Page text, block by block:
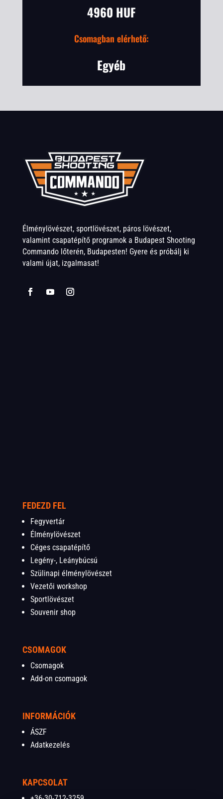
4960 HUF
Csomagban elérhető:
Egyéb
Élménylövészet, sportlövészet, páros lövészet,
valamint csapatépítő programok a Budapest Shooting
Commando lőterén, Budapesten! Gyere és próbálj ki
valami újat, izgalmasat!
FEDEZD FEL
Fegyvertár
Élménylövészet
Céges csapatépítő
Legény-, Leánybúcsú
Szülinapi élménylövészet
Vezetői workshop
Sportlövészet
Souvenir shop
CSOMAGOK
Csomagok
Add-on csomagok
INFORMÁCIÓK
ÁSZF
Adatkezelés
KAPCSOLAT